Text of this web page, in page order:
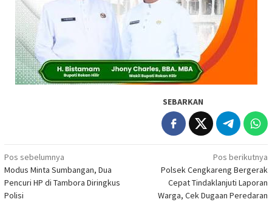
SEBARKAN
Navigasi
pos
Pos sebelumnya
Modus Minta Sumbangan, Dua
Pencuri HP di Tambora Diringkus
Polisi
Pos berikutnya
Polsek Cengkareng Bergerak
Cepat Tindaklanjuti Laporan
Warga, Cek Dugaan Peredaran